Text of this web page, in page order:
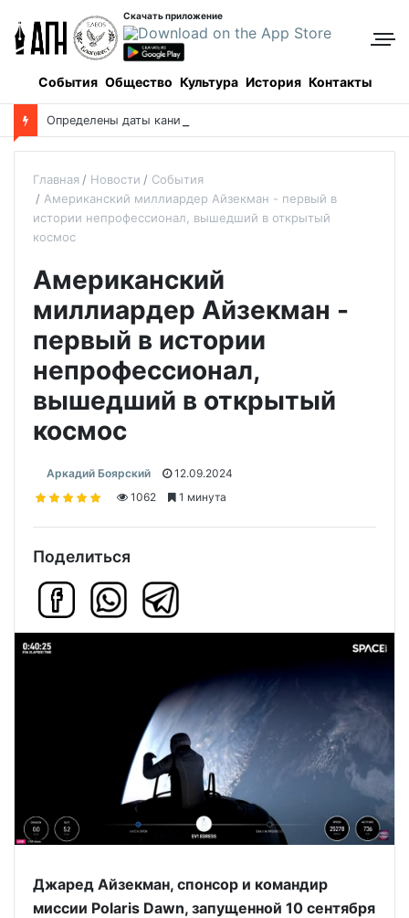
Скачать приложение
События Общество Культура История Контакты
Главная Новости
События
Американский миллиардер Айзекман - первый в
истории непрофессионал, вышедший в открытый
космос
Американский
миллиардер Айзекман -
первый в истории
непрофессионал,
вышедший в открытый
космос
Аркадий Боярский
12.09.2024
1062
1 минута
Поделиться
Джаред Айзекман, спонсор и командир
миссии Polaris Dawn, запущенной 10 сентября